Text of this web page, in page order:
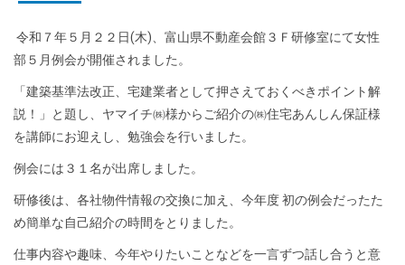
令和７年５月２２日(木)、富山県不動産会館３Ｆ研修室にて女性
部５月例会が開催されました。
「建築基準法改正、宅建業者として押さえておくべきポイント解
説！」と題し、ヤマイチ㈱様からご紹介の㈱住宅あんしん保証様
を講師にお迎えし、勉強会を行いました。
例会には３１名が出席しました。
研修後は、各社物件情報の交換に加え、今年度 初の例会だったた
め簡単な自己紹介の時間をとりました。
仕事内容や趣味、今年やりたいことなどを一言ずつ話し合うと意